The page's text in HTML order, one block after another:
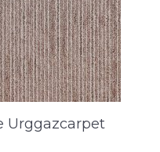
Urggazcarpet